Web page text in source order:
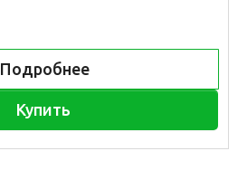
Подробнее
Купить